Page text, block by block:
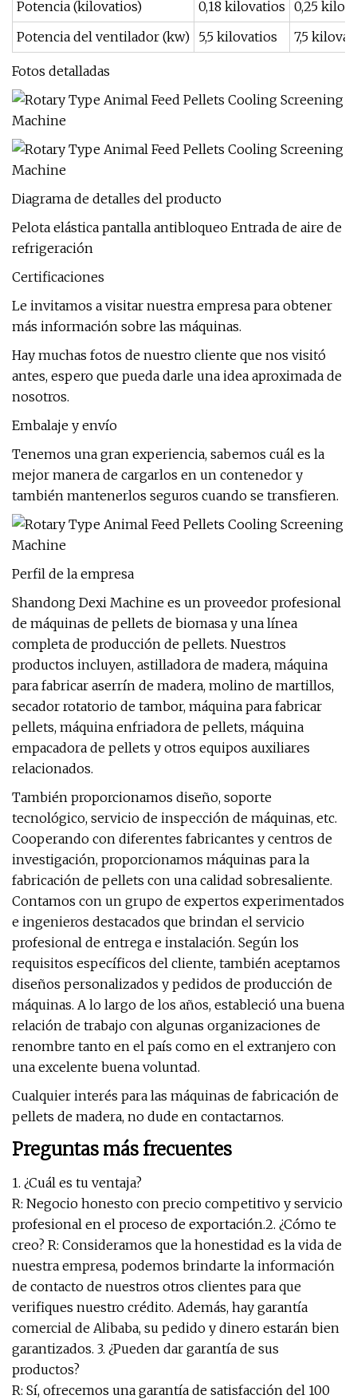
Potencia (kilovatios) 0,18 kilovatios 0,25
Potencia del ventilador (kw) 5,5 kilovatios 7,5
Fotos detalladas
Diagrama de detalles del producto
Pelota elástica pantalla antibloqueo Entrada de aire de
refrigeración
Certificaciones
Le invitamos a visitar nuestra empresa para obtener
más información sobre las máquinas.
Hay muchas fotos de nuestro cliente que nos visitó
antes, espero que pueda darle una idea aproximada de
nosotros.
Embalaje y envío
Tenemos una gran experiencia, sabemos cuál es la
mejor manera de cargarlos en un contenedor y
también mantenerlos seguros cuando se transfieren.
Perfil de la empresa
Shandong Dexi Machine es un proveedor profesional
de máquinas de pellets de biomasa y una línea
completa de producción de pellets. Nuestros
productos incluyen, astilladora de madera, máquina
para fabricar aserrín de madera, molino de martillos,
secador rotatorio de tambor, máquina para fabricar
pellets, máquina enfriadora de pellets, máquina
empacadora de pellets y otros equipos auxiliares
relacionados.
También proporcionamos diseño, soporte
tecnológico, servicio de inspección de máquinas, etc.
Cooperando con diferentes fabricantes y centros de
investigación, proporcionamos máquinas para la
fabricación de pellets con una calidad sobresaliente.
Contamos con un grupo de expertos experimentados
e ingenieros destacados que brindan el servicio
profesional de entrega e instalación. Según los
requisitos específicos del cliente, también aceptamos
diseños personalizados y pedidos de producción de
máquinas. A lo largo de los años, estableció una buena
relación de trabajo con algunas organizaciones de
renombre tanto en el país como en el extranjero con
una excelente buena voluntad.
Cualquier interés para las máquinas de fabricación de
pellets de madera, no dude en contactarnos.
Preguntas más frecuentes
1. ¿Cuál es tu ventaja?
R: Negocio honesto con precio competitivo y servicio
profesional en el proceso de exportación.2. ¿Cómo te
creo? R: Consideramos que la honestidad es la vida de
nuestra empresa, podemos brindarte la información
de contacto de nuestros otros clientes para que
verifiques nuestro crédito. Además, hay garantía
comercial de Alibaba, su pedido y dinero estarán bien
garantizados. 3. ¿Pueden dar garantía de sus
productos?
R: Sí, ofrecemos una garantía de satisfacción del 100